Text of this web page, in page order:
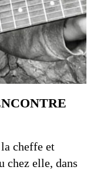
cheffe et
chez elle, dans